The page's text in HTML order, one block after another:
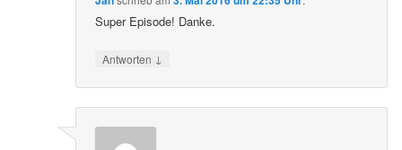
Super Episode! Danke.
Antworten ↓